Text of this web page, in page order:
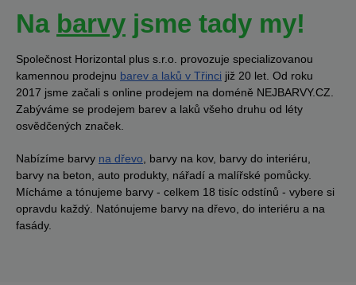
Na barvy jsme tady my!
Společnost Horizontal plus s.r.o. provozuje specializovanou
kamennou prodejnu barev a laků v Třinci již 20 let. Od roku
2017 jsme začali s online prodejem na doméně NEJBARVY.CZ.
Zabýváme se prodejem barev a laků všeho druhu od léty
osvědčených značek.
Nabízíme barvy na dřevo , barvy na kov, barvy do interiéru,
barvy na beton, auto produkty, nářadí a malířské pomůcky.
Mícháme a tónujeme barvy - celkem 18 tisíc odstínů - vybere si
opravdu každý. Natónujeme barvy na dřevo, do interiéru a na
fasády.